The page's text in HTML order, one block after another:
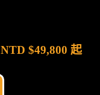
NTD $49,800 起